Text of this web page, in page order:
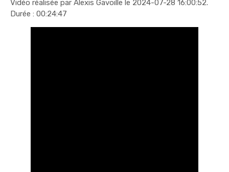
Vidéo réalisée par Alexis Gavoille le 2024-07-28 16:00:52.
Durée : 00:24:47